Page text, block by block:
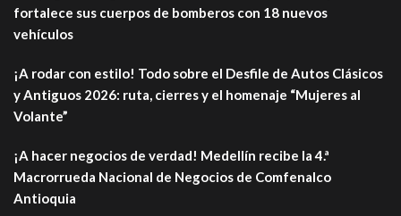
fortalece sus cuerpos de bomberos con 18 nuevos
vehículos
¡A rodar con estilo! Todo sobre el Desfile de Autos Clásicos
y Antiguos 2026: ruta, cierres y el homenaje “Mujeres al
Volante”
¡A hacer negocios de verdad! Medellín recibe la 4.ª
Macrorrueda Nacional de Negocios de Comfenalco
Antioquia